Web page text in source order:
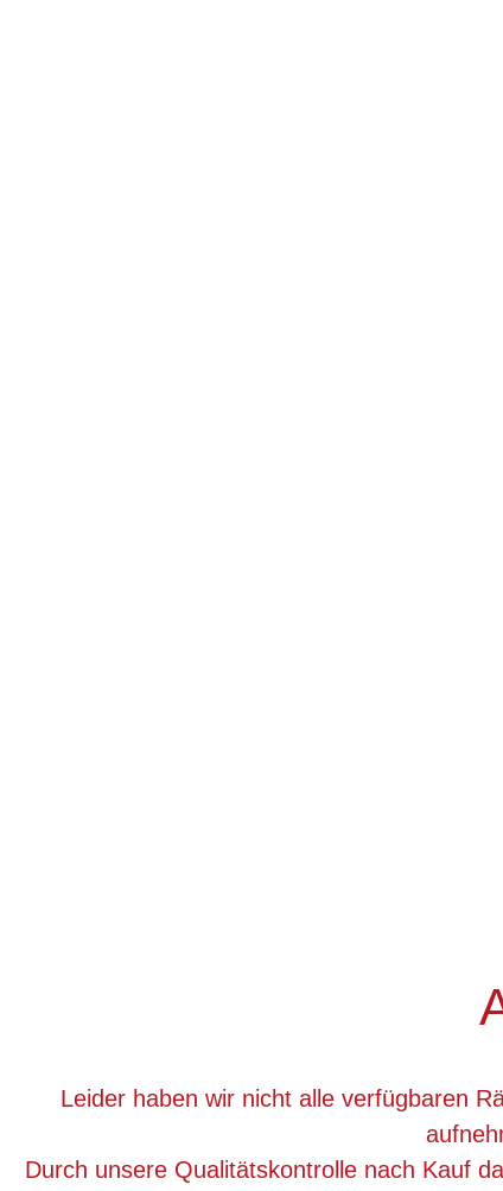
Leider haben wir nicht alle verfügbaren
Durch unsere Qualitätskontrolle nach Kauf